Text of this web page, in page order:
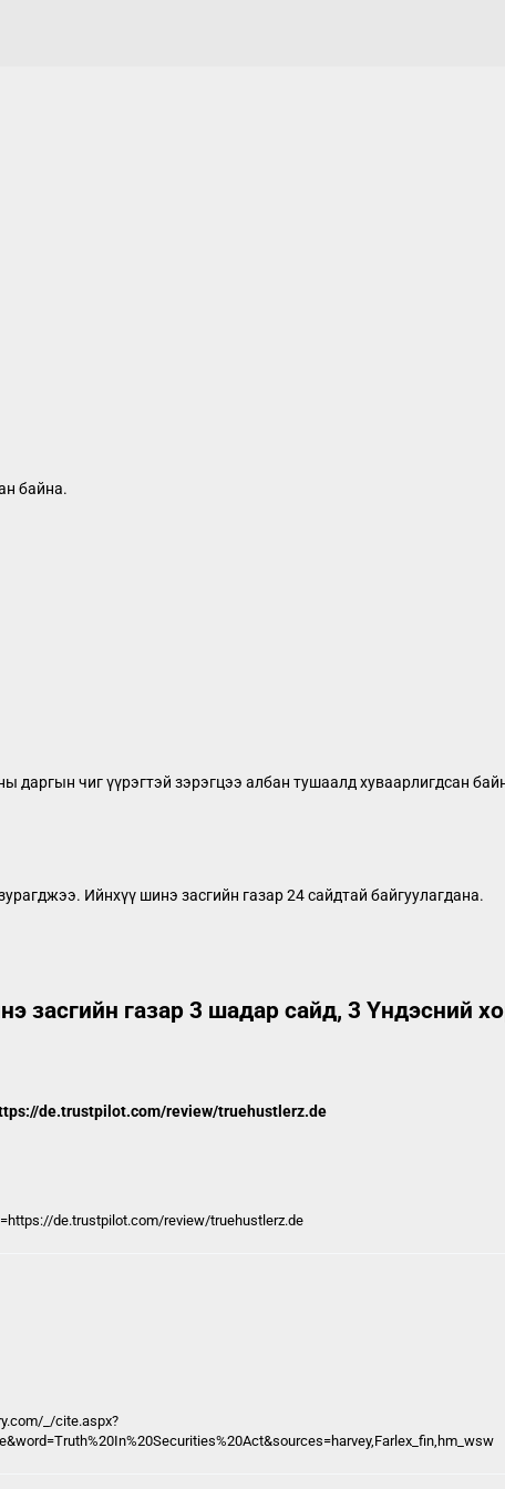
байна.
даргын чиг үүрэгтэй зэрэгцээ албан тушаалд хуваарлигдсан
Ийнхүү шинэ засгийн газар 24 сайдтай байгуулагдана.
засгийн газар 3 шадар сайд, 3 Үндэсний
de.trustpilot.com/review/truehustlerz.de
de.trustpilot.com/review/truehustlerz.de
_/cite.aspx?